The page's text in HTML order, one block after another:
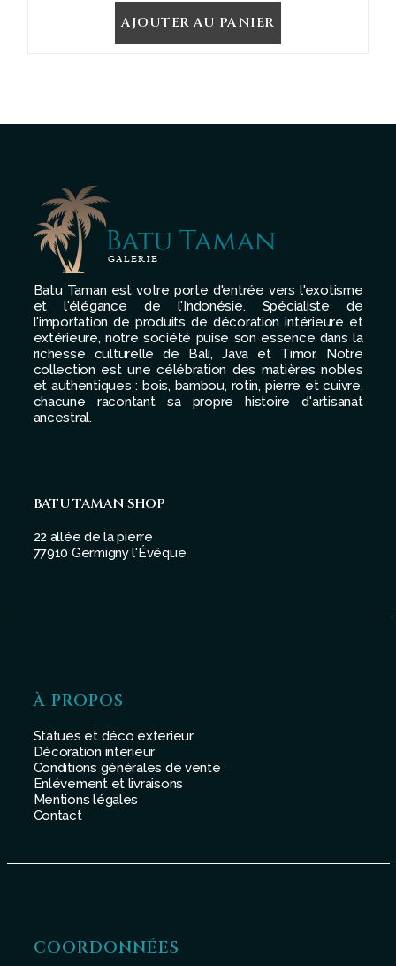
AJOUTER AU PANIER
Batu Taman est votre porte d'entrée vers l'exotisme
et l'élégance de l'Indonésie. Spécialiste de
l'importation de produits de décoration intérieure et
extérieure, notre société puise son essence dans la
richesse culturelle de Bali, Java et Timor. Notre
collection est une célébration des matières nobles
et authentiques : bois, bambou, rotin, pierre et cuivre,
chacune racontant sa propre histoire d'artisanat
ancestral.
BATU TAMAN SHOP
22 allée de la pierre
77910 Germigny l'Évêque
À PROPOS
Statues et déco exterieur
Décoration interieur
Conditions générales de vente
Enlévement et livraisons
Mentions légales
Contact
COORDONNÉES